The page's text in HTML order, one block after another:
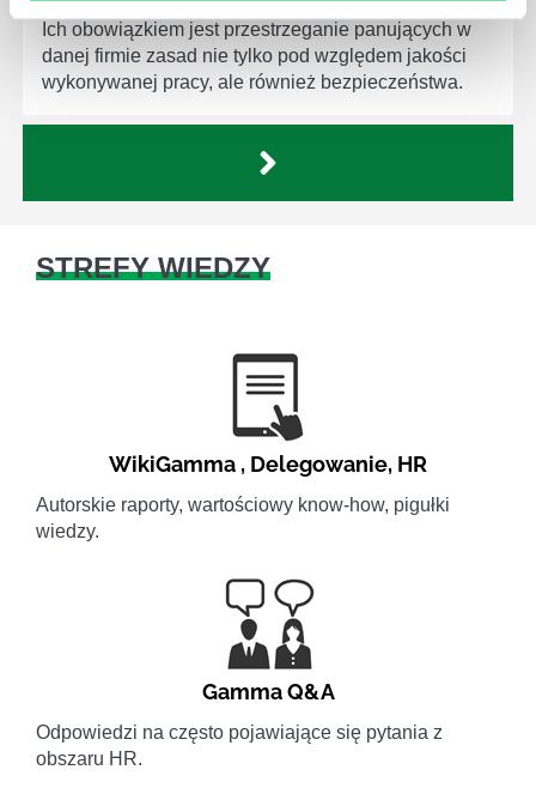
Ich obowiązkiem jest przestrzeganie panujących w
danej firmie zasad nie tylko pod względem jakości
wykonywanej pracy, ale również bezpieczeństwa.
STREFY WIEDZY
WikiGamma , Delegowanie, HR
Autorskie raporty, wartościowy know-how, pigułki
wiedzy.
Gamma Q&A
Odpowiedzi na często pojawiające się pytania z
obszaru HR.